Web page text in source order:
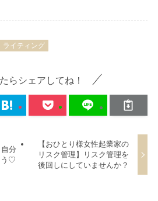
ライティング
らシェアしてね！
分
う♡
【おひとり様女性起業家の
リスク管理】リスク管理を
後回しにしていませんか？